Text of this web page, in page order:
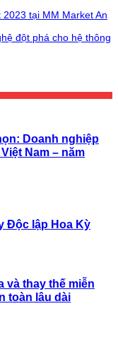
tại MM Market An
đột phá cho hệ thông
Doanh nghiệp
Nam – năm
Độc lập Hoa Kỳ
và thay thế miễn
toàn lâu dài